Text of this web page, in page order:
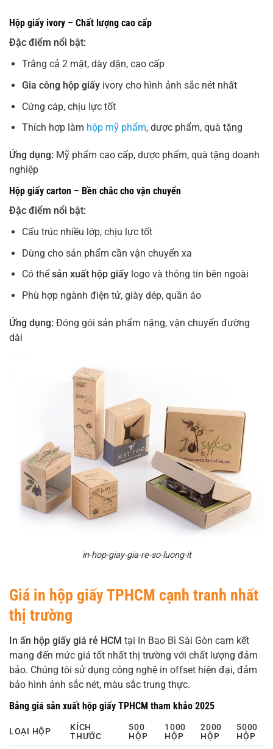
Hộp giấy ivory – Chất lượng cao cấp
Đặc điểm nổi bật:
Trắng cả 2 mặt, dày dặn, cao cấp
Gia công hộp giấyivory cho hình ảnh sắc nét nhất
Cứng cáp, chịu lực tốt
Thích hợp làm hộp mỹ phẩm, dược phẩm, quà tặng
Ứng dụng: Mỹ phẩm cao cấp, dược phẩm, quà tặng doanh
nghiệp
Hộp giấy carton – Bền chắc cho vận chuyển
Đặc điểm nổi bật:
Cấu trúc nhiều lớp, chịu lực tốt
Dùng cho sản phẩm cần vận chuyển xa
Có thể sản xuất hộp giấylogo và thông tin bên ngoài
Phù hợp ngành điện tử, giày dép, quần áo
Ứng dụng: Đóng gói sản phẩm nặng, vận chuyển đường
dài
in-hop-giay-gia-re-so-luong-it
Giá in hộp giấy TPHCM cạnh tranh nhất
thị trường
In ấn hộp giấy giá rẻ HCM tại In Bao Bì Sài Gòn cam kết
mang đến mức giá tốt nhất thị trường với chất lượng đảm
bảo. Chúng tôi sử dụng công nghệ in offset hiện đại, đảm
bảo hình ảnh sắc nét, màu sắc trung thực.
Bảng giá sản xuất hộp giấy TPHCM tham khảo 2025
LOẠI HỘP
KÍCH
THƯỚC
500
HỘP
1000
HỘP
2000
HỘP
5000
HỘP